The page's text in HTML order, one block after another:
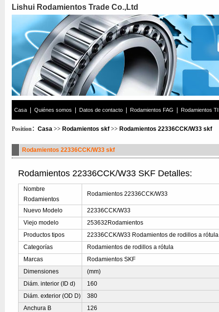
Lishui Rodamientos Trade Co.,Ltd
Casa Quiénes somos Datos de contacto Rodamientos FAG Rodamientos
Position： Casa >> Rodamientos skf >> Rodamientos 22336CCK/W33 skf
Rodamientos 22336CCK/W33 skf
Rodamientos 22336CCK/W33 SKF Detalles:
Nombre
Rodamientos
Rodamientos 22336CCK/W33
Nuevo Modelo
22336CCK/W33
Viejo modelo
253632Rodamientos
Productos tipos
22336CCK/W33 Rodamientos de rodillos a rótula
Categorías
Rodamientos de rodillos a rótula
Marcas
Rodamientos SKF
Dimensiones
(mm)
Diám. interior (ID d)
160
Diám. exterior (OD D)
380
Anchura B
126